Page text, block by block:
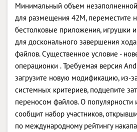
Минимальный объем
для размещения 42M, переместите
бестолковые приложения, игрушки
для досконального завершения
файлов. Существенное условие -
операционки . Требуемая версия
загрузите новую модификацию, из-
системных критериев, подцепите
переносом файлов. О популярности
сообщит набор участников,
по международному рейтингу